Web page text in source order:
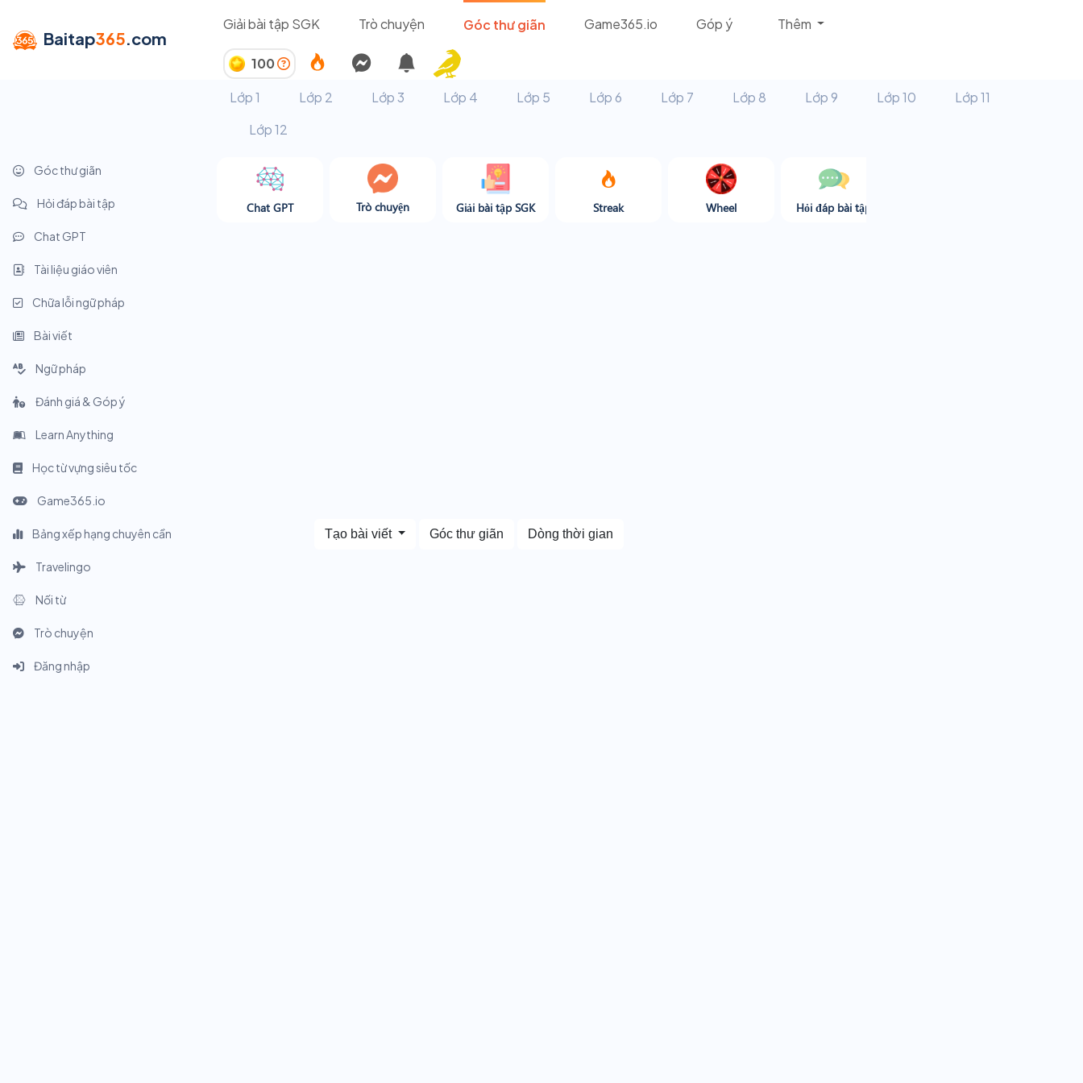
Baitap365.com
Giải bài tập SGK Trò chuyện Góc thư giãn Game365.io Góp ý Thêm
100
Lớp 1
Lớp 2 Lớp 3 Lớp 4 Lớp 5 Lớp 6 Lớp 7 Lớp 8 Lớp 9 Lớp 10
Lớp 11
Lớp 12
Góc thư giãn
Hỏi đáp bài tập
Chat GPT
Tài liệu giáo viên
Chữa lỗi ngữ pháp
Bài viết
Ngữ pháp
Đánh giá & Góp ý
Learn Anything
Học từ vựng siêu tốc
Game365.io
Bảng xếp hạng chuyên cần
Travelingo
Nối từ
Trò chuyện
Đăng nhập
Chat GPT Trò chuyện Giải bài tập SGK Streak Wheel Hỏi đáp bài tập
Tạo bài viết Góc thư giãn Dòng thời gian